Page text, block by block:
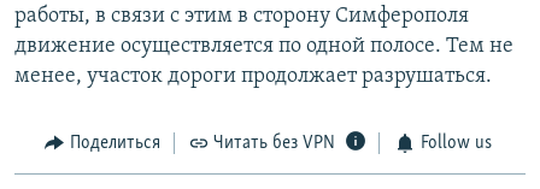
работы, в связи с этим в сторону Симферополя
движение осуществляется по одной полосе. Тем не
менее, участок дороги продолжает разрушаться.
Поделиться Читать без VPN Follow us